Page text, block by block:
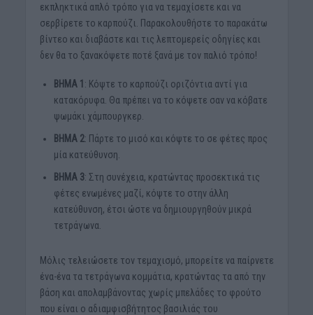
εκπληκτικά απλό τρόπο για να τεμαχίσετε και να
σερβίρετε το καρπούζι. Παρακολουθήστε το παρακάτω
βίντεο και διαβάστε και τις λεπτομερείς οδηγίες και
δεν θα το ξανακόψετε ποτέ ξανά με τον παλιό τρόπο!
ΒΗΜΑ 1 : Κόψτε το καρπούζι οριζόντια αντί για
κατακόρυφα. Θα πρέπει να το κόψετε σαν να κόβατε
ψωμάκι χάμπουργκερ.
ΒΗΜΑ 2: Πάρτε το μισό και κόψτε το σε φέτες προς
μία κατεύθυνση.
ΒΗΜΑ 3: Στη συνέχεια, κρατώντας προσεκτικά τις
φέτες ενωμένες μαζί, κόψτε το στην άλλη
κατεύθυνση, έτσι ώστε να δημιουργηθούν μικρά
τετράγωνα.
Μόλις τελειώσετε τον τεμαχισμό, μπορείτε να παίρνετε
ένα-ένα τα τετράγωνα κομμάτια, κρατώντας τα από την
βάση και απολαμβάνοντας χωρίς μπελάδες το φρούτο
που είναι ο αδιαμφισβήτητος βασιλιάς του